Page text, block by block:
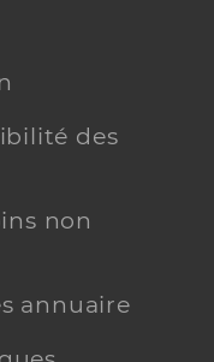
des
non
annuaire